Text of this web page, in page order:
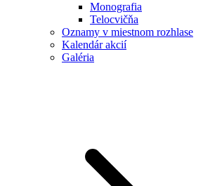
Monografia
Telocvičňa
Oznamy v miestnom rozhlase
Kalendár akcií
Galéria